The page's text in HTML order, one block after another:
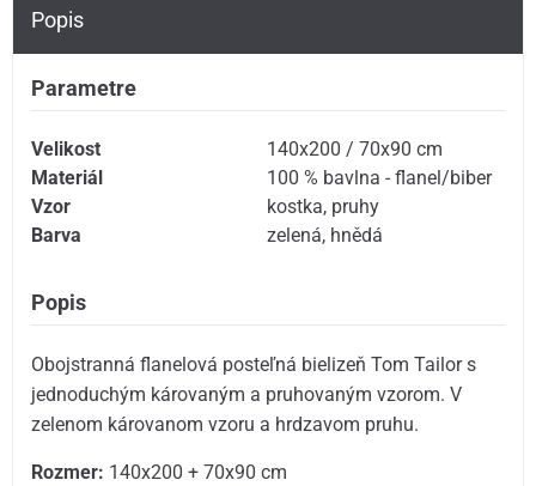
Popis
Parametre
Velikost
140x200 / 70x90 cm
Materiál
100 % bavlna - flanel/biber
Vzor
kostka, pruhy
Barva
zelená, hnědá
Popis
Obojstranná flanelová posteľná bielizeň Tom Tailor s
jednoduchým károvaným a pruhovaným vzorom. V
zelenom károvanom vzoru a hrdzavom pruhu.
Rozmer: 140x200 + 70x90 cm